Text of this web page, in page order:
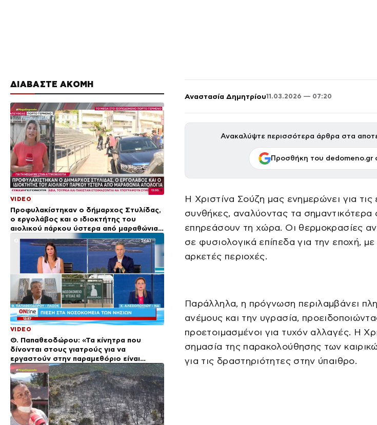
ΔΙΑΒΑΣΤΕ ΑΚΟΜΗ
VIDEO
Προφυλακίστηκαν ο δήμαρχος Στυλίδας,
ο εργολάβος και ο ιδιοκτήτης του
αιολικού πάρκου ύστερα από μαραθώνια
απολογία
VIDEO
Θ. Παπαθεοδώρου: «Τα κίνητρα που
δίνονται στους γιατρούς για να
εργαστούν στην παραμεθόριο είναι
περιστασιακά»
Αναστασία Δημητρίου11.03.2026 — 07:20
Ανακαλύψτε περισσότερα άρθρα στα
Προσθήκη του dedomeno.gr
Η Χριστίνα Σούζη μας ενημερώνει για τις
συνθήκες, αναλύοντας τα σημαντικότερα
επηρεάσουν τη χώρα. Οι θερμοκρασίες
σε φυσιολογικά επίπεδα για την εποχή,
αρκετές περιοχές.
Παράλληλα, η πρόγνωση περιλαμβάνει
ανέμους και την υγρασία,
προετοιμασμένοι για τυχόν αλλαγές. Η
σημασία της παρακολούθησης των
για τις δραστηριότητες στην ύπαιθρο.